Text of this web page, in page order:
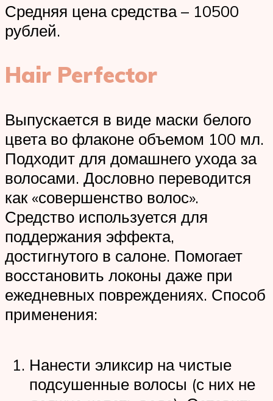
Средняя цена средства – 10500
рублей.
Hair Perfector
Выпускается в виде маски белого
цвета во флаконе объемом 100 мл.
Подходит для домашнего ухода за
волосами. Дословно переводится
как «совершенство волос».
Средство используется для
поддержания эффекта,
достигнутого в салоне. Помогает
восстановить локоны даже при
ежедневных повреждениях. Способ
применения:
Нанести эликсир на чистые
подсушенные волосы (с них не